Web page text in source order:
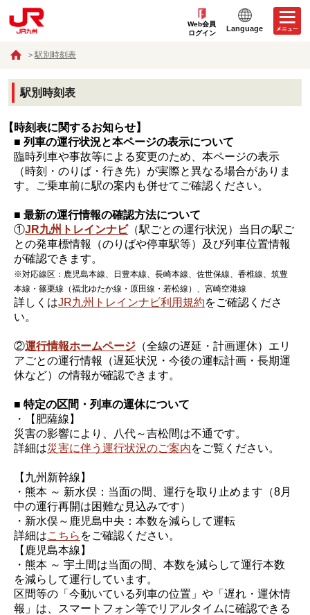
Web会員
ログイン
Language
駅別時刻表
駅別時刻表
【時刻表に関するお知らせ】
■ 列車の運行状況と本ページの表示について
臨時列車や事故等による変更のため、本ページの表示
（時刻・のりば・行き先）が実際と異なる場合がありま
す。ご乗車前に駅の案内も併せてご確認ください。
■ 最新の運行情報の確認方法について
①JR九州トレインナビ（駅ごとの運行状況）当日の駅ご
との発車標情報（のりばや停車駅等）及び列車位置情報
が確認できます。
※対応線区：鹿児島本線、日豊本線、長崎本線、佐世保線、香椎線、筑豊
本線・篠栗線（福北ゆたか線・原田線・若松線）、宮崎空港線
詳しくはJR九州トレインナビ利用規約をご確認くださ
い。
②運行情報ホームページ （全線の遅延・計画運休）エリ
アごとの運行情報（遅延状況・今後の運転計画・長期運
休など）の情報が確認できます。
■ 特定の区間・列車の運休について
・【肥薩線】
災害の影響により、八代～吉松間は不通です。
詳細は災害に伴う運行状況のご案内をご覧ください。
【九州新幹線】
・熊本 ～ 新水俣：当面の間、運行を取り止めます（8月
中の運行再開は困難な見込みです）
・新水俣～鹿児島中央：本数を減らして運転
詳細はこちら をご確認ください。
【鹿児島本線】
・熊本 ～ 宇土間は当面の間、本数を減らして運行本数
を減らして運行しています。
区間等の「今動いている列車の位置」や「遅れ・運休情
報」は、スマートフォン等でリアルタイムに確認できる